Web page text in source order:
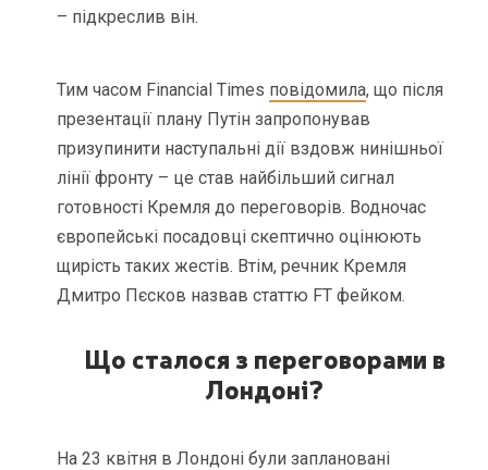
– підкреслив він.
Тим часом Financial Times повідомила, що після
презентації плану Путін запропонував
призупинити наступальні дії вздовж нинішньої
лінії фронту – це став найбільший сигнал
готовності Кремля до переговорів. Водночас
європейські посадовці скептично оцінюють
щирість таких жестів. Втім, речник Кремля
Дмитро Пєсков назвав статтю FT фейком.
Що сталося з переговорами в
Лондоні?
На 23 квітня в Лондоні були заплановані